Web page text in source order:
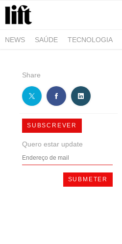
NEWS SAÚDE TECNOLOGIA
Share
SUBSCREVER
Quero estar update